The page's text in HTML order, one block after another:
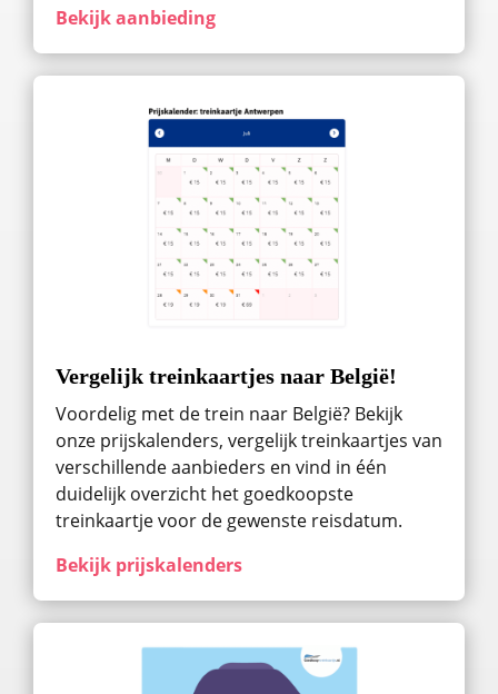
Bekijk aanbieding
Vergelijk treinkaartjes naar België!
Voordelig met de trein naar België? Bekijk
onze prijskalenders, vergelijk treinkaartjes van
verschillende aanbieders en vind in één
duidelijk overzicht het goedkoopste
treinkaartje voor de gewenste reisdatum.
Bekijk prijskalenders